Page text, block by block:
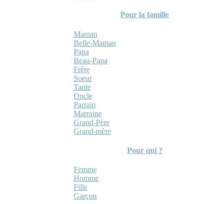
Pour la famille
Maman
Belle-Maman
Papa
Beau-Papa
Frère
Soeur
Tante
Oncle
Parrain
Marraine
Grand-Père
Grand-mère
Pour qui ?
Femme
Homme
Fille
Garçon